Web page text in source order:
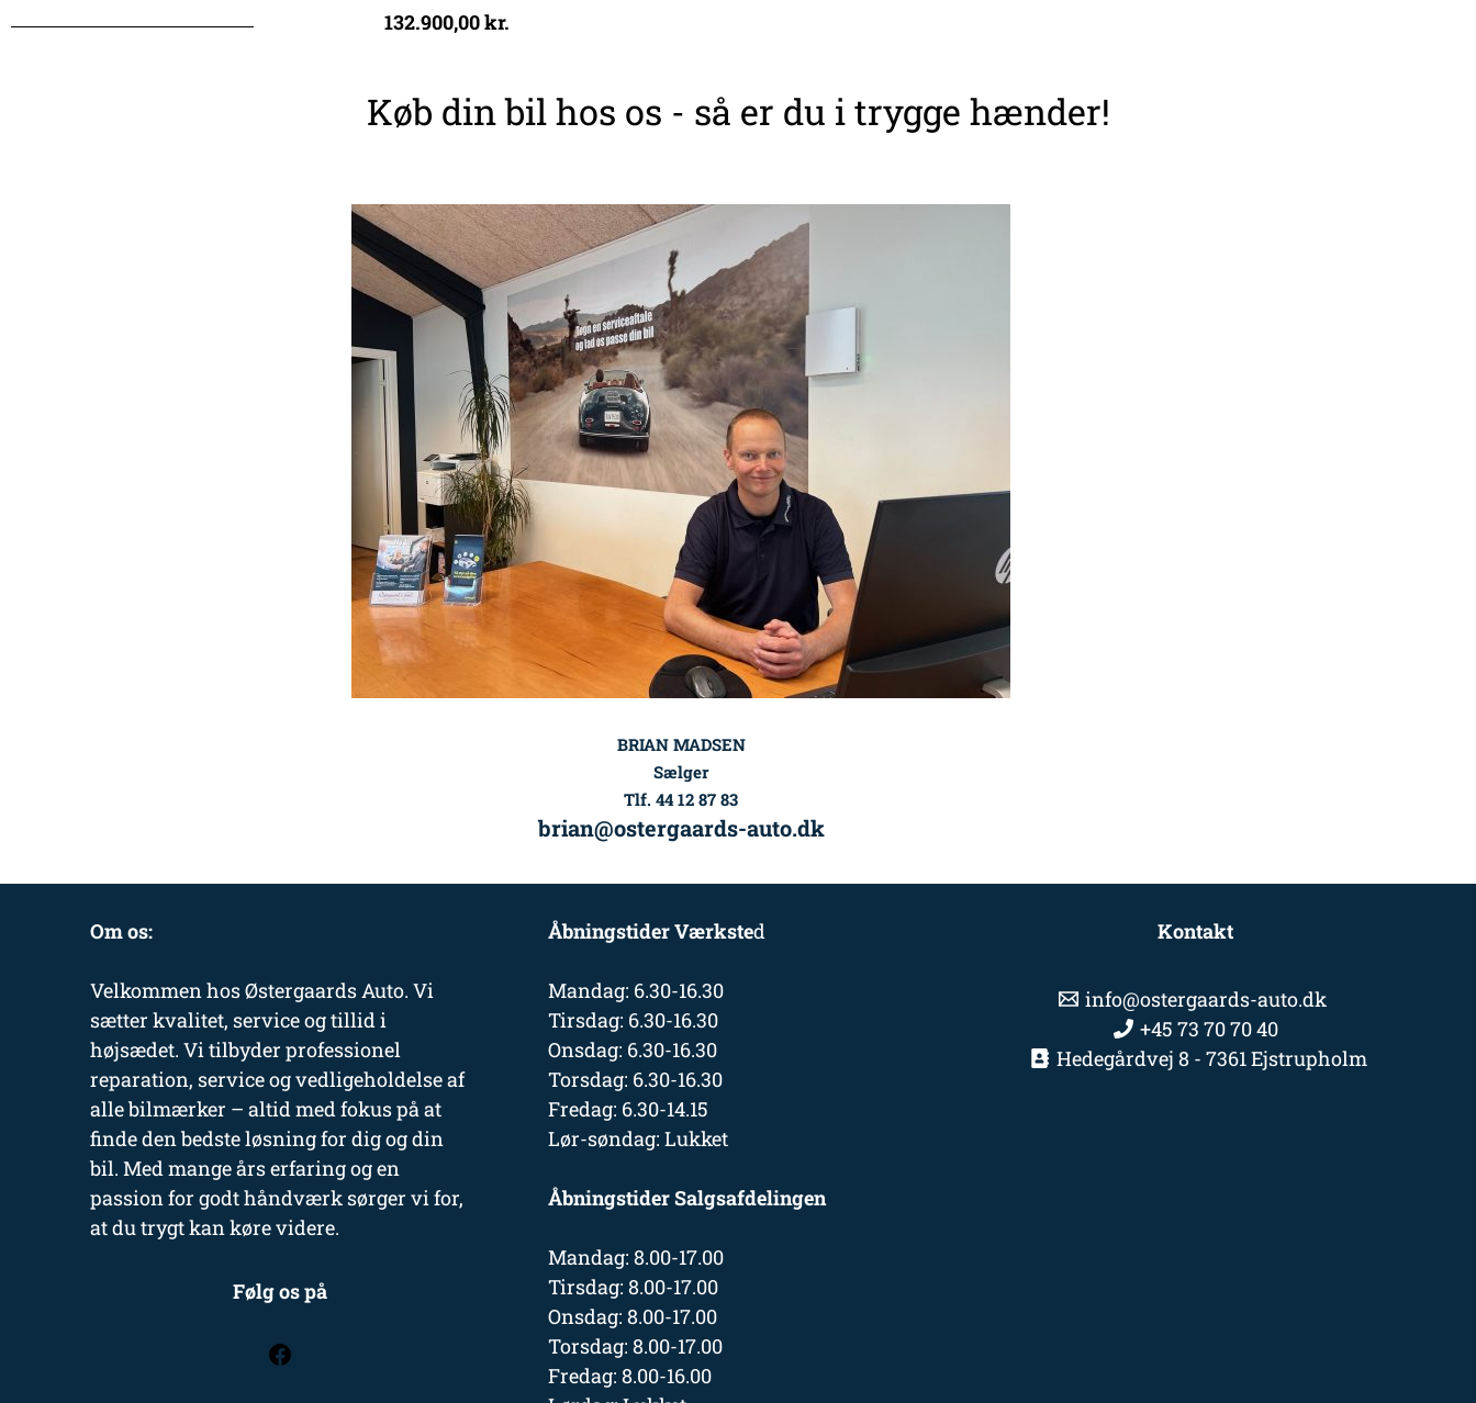
132.900,00kr.
Køb din bil hos os - så er du i trygge hænder!
BRIAN MADSEN
Sælger
Tlf. 44 12 87 83
brian@ostergaards-auto.dk
Om os:
Velkommen hos Østergaards Auto. Vi
sætter kvalitet, service og tillid i
højsædet. Vi tilbyder professionel
reparation, service og vedligeholdelse af
alle bilmærker – altid med fokus på at
finde den bedste løsning for dig og din
bil. Med mange års erfaring og en
passion for godt håndværk sørger vi for,
at du trygt kan køre videre.
Følg os på
Åbningstider Værksted
Mandag: 6.30-16.30
Tirsdag: 6.30-16.30
Onsdag: 6.30-16.30
Torsdag: 6.30-16.30
Fredag: 6.30-14.15
Lør-søndag: Lukket
Åbningstider Salgsafdelingen
Mandag: 8.00-17.00
Tirsdag: 8.00-17.00
Onsdag: 8.00-17.00
Torsdag: 8.00-17.00
Fredag: 8.00-16.00
Kontakt
info@ostergaards-auto.dk
+45 73 70 70 40
Hedegårdvej 8 - 7361 Ejstrupholm